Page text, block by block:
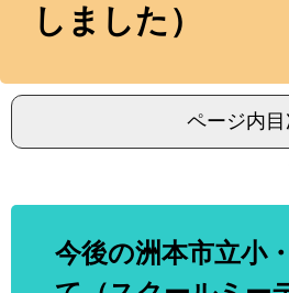
しました）
ページ内目
今後の洲本市立小